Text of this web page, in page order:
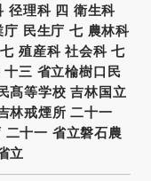
径理科 四 衛生科
民生庁 七 農林科
殖産科 社会科 七
三 省立棆樹口民
髙等学校 吉林国立
林戒煙所 二十一
十一 省立磐石農
立